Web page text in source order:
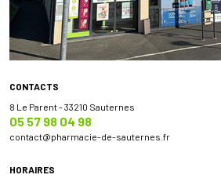
CONTACTS
8 Le Parent - 33210 Sauternes
05 57 98 04 98
contact@pharmacie-de-sauternes.fr
HORAIRES